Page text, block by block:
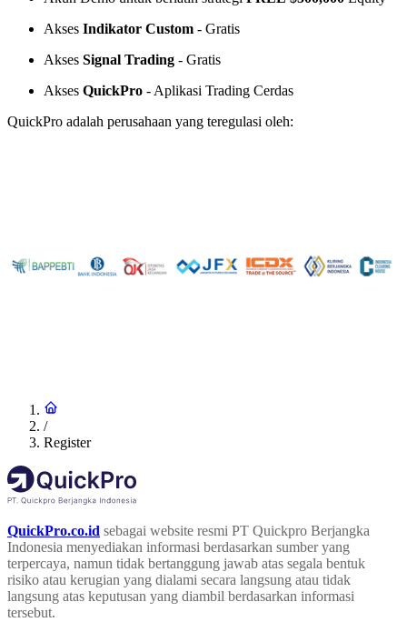
Akses Indikator Custom - Gratis
Akses Signal Trading - Gratis
Akses QuickPro - Aplikasi Trading Cerdas
QuickPro adalah perusahaan yang teregulasi oleh:
/
Register
QuickPro.co.id sebagai website resmi PT Quickpro Berjangka
Indonesia menyediakan informasi berdasarkan sumber yang
terpercaya, namun tidak bertanggung jawab atas segala bentuk
risiko atau kerugian yang dialami secara langsung atau tidak
langsung atas keputusan yang diambil berdasarkan informasi
tersebut.